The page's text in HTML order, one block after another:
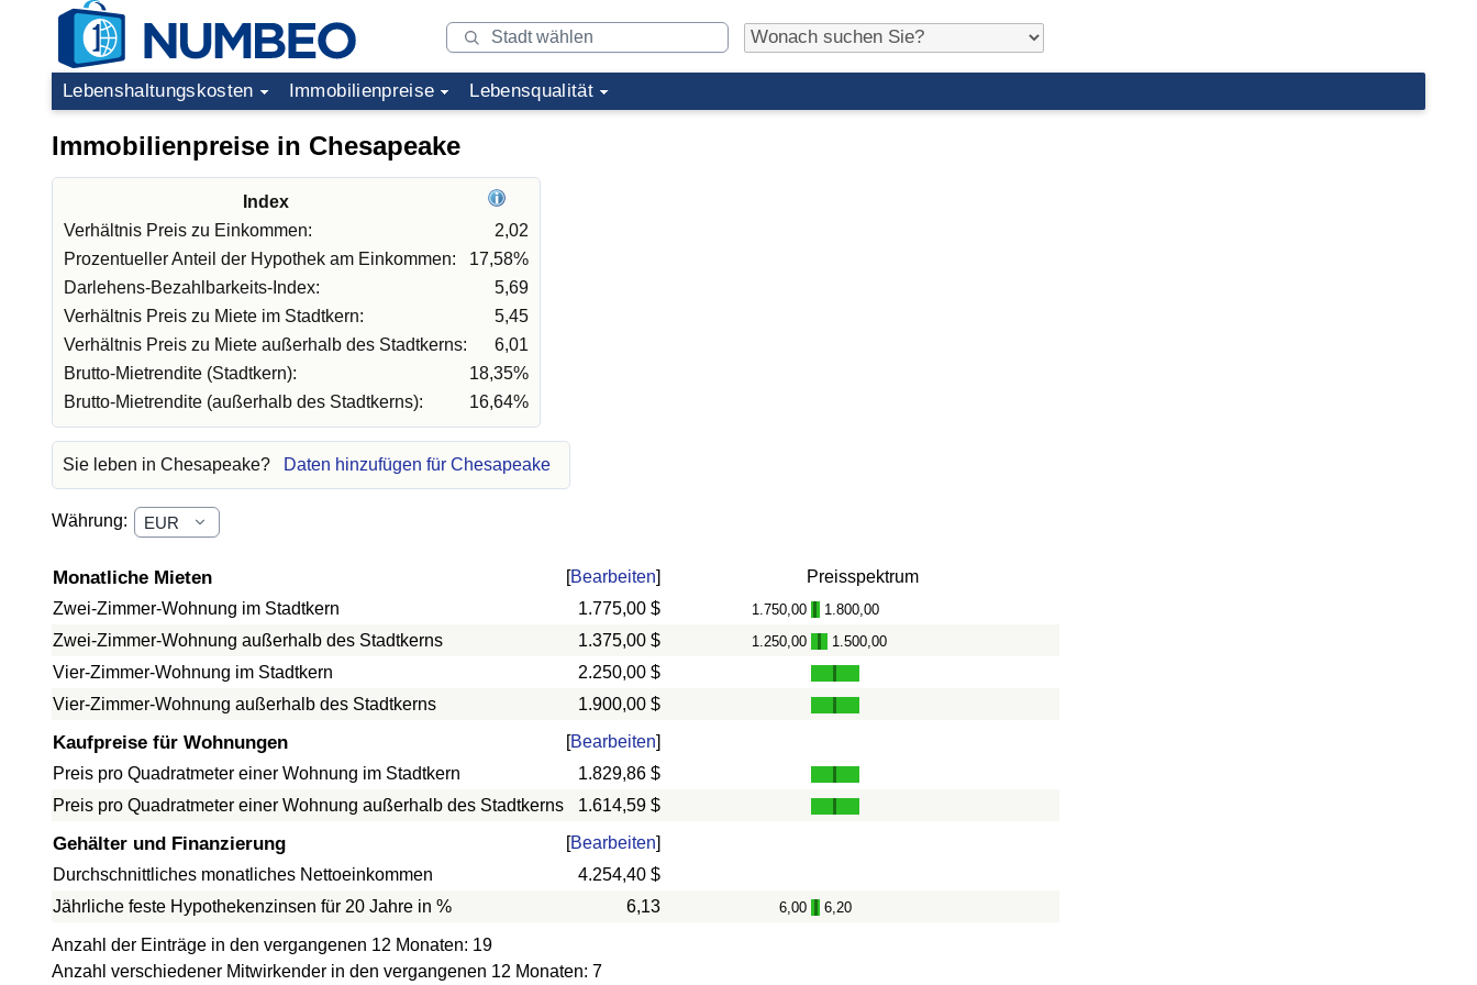
Lebenshaltungskosten Immobilienpreise Lebensqualität
Immobilienpreise in Chesapeake
Index
Verhältnis Preis zu Einkommen:
2,02
Prozentueller Anteil der Hypothek am Einkommen:
17,58%
Darlehens-Bezahlbarkeits-Index:
5,69
Verhältnis Preis zu Miete im Stadtkern:
5,45
Verhältnis Preis zu Miete außerhalb des Stadtkerns:
6,01
Brutto-Mietrendite (Stadtkern):
18,35%
Brutto-Mietrendite (außerhalb des Stadtkerns):
16,64%
Sie leben in Chesapeake? Daten hinzufügen für Chesapeake
Währung:
Monatliche Mieten [Bearbeiten]
Preisspektrum
Zwei-Zimmer-Wohnung im Stadtkern
1.775,00 $ 1.750,00 - 1.800,00
Zwei-Zimmer-Wohnung außerhalb des Stadtkerns 1.375,00 $ 1.250,00 - 1.500,00
Vier-Zimmer-Wohnung im Stadtkern
2.250,00 $
Vier-Zimmer-Wohnung außerhalb des Stadtkerns
1.900,00 $
Kaufpreise für Wohnungen [Bearbeiten]
Preis pro Quadratmeter einer Wohnung im Stadtkern
1.829,86 $
Preis pro Quadratmeter einer Wohnung außerhalb des Stadtkerns
1.614,59 $
Gehälter und Finanzierung [Bearbeiten]
Durchschnittliches monatliches Nettoeinkommen
4.254,40 $
Jährliche feste Hypothekenzinsen für 20 Jahre in %
6,13 6,00 - 6,20
Anzahl der Einträge in den vergangenen 12 Monaten: 19
Anzahl verschiedener Mitwirkender in den vergangenen 12 Monaten: 7